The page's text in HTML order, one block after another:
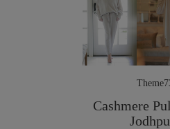
Cashmere